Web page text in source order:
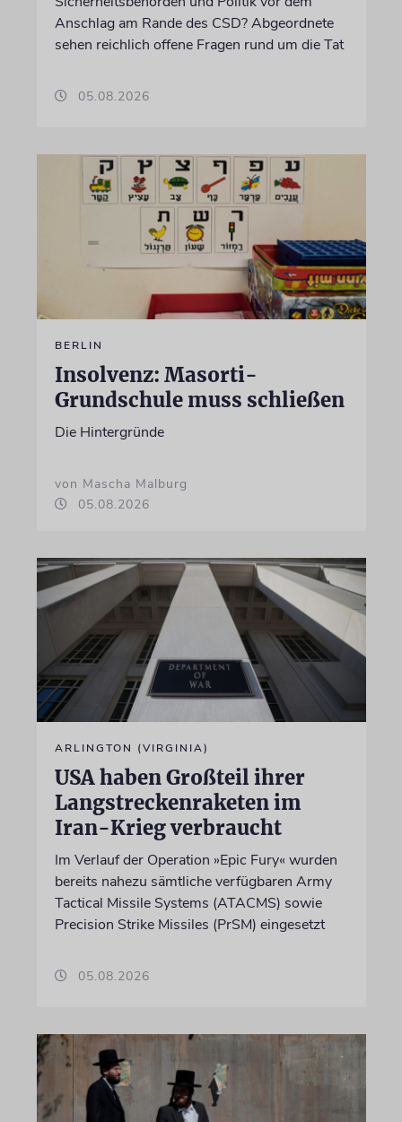
Anschlag am Rande des CSD? Abgeordnete
sehen reichlich offene Fragen rund um die Tat
05.08.2026
BERLIN
Insolvenz: Masorti-
Grundschule muss schließen
Die Hintergründe
von Mascha Malburg
05.08.2026
ARLINGTON (VIRGINIA)
USA haben Großteil ihrer
Langstreckenraketen im
Iran-Krieg verbraucht
Im Verlauf der Operation »Epic Fury« wurden
bereits nahezu sämtliche verfügbaren Army
Tactical Missile Systems (ATACMS) sowie
Precision Strike Missiles (PrSM) eingesetzt
05.08.2026